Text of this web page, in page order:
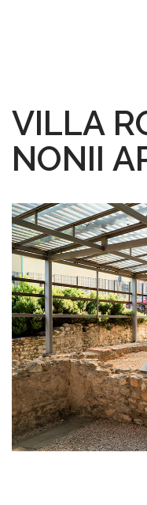
VILLA
NONII